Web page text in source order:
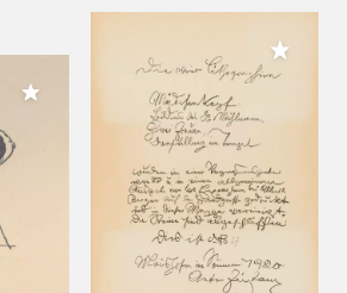
Meiner Sammlung hinzufügen
Meiner